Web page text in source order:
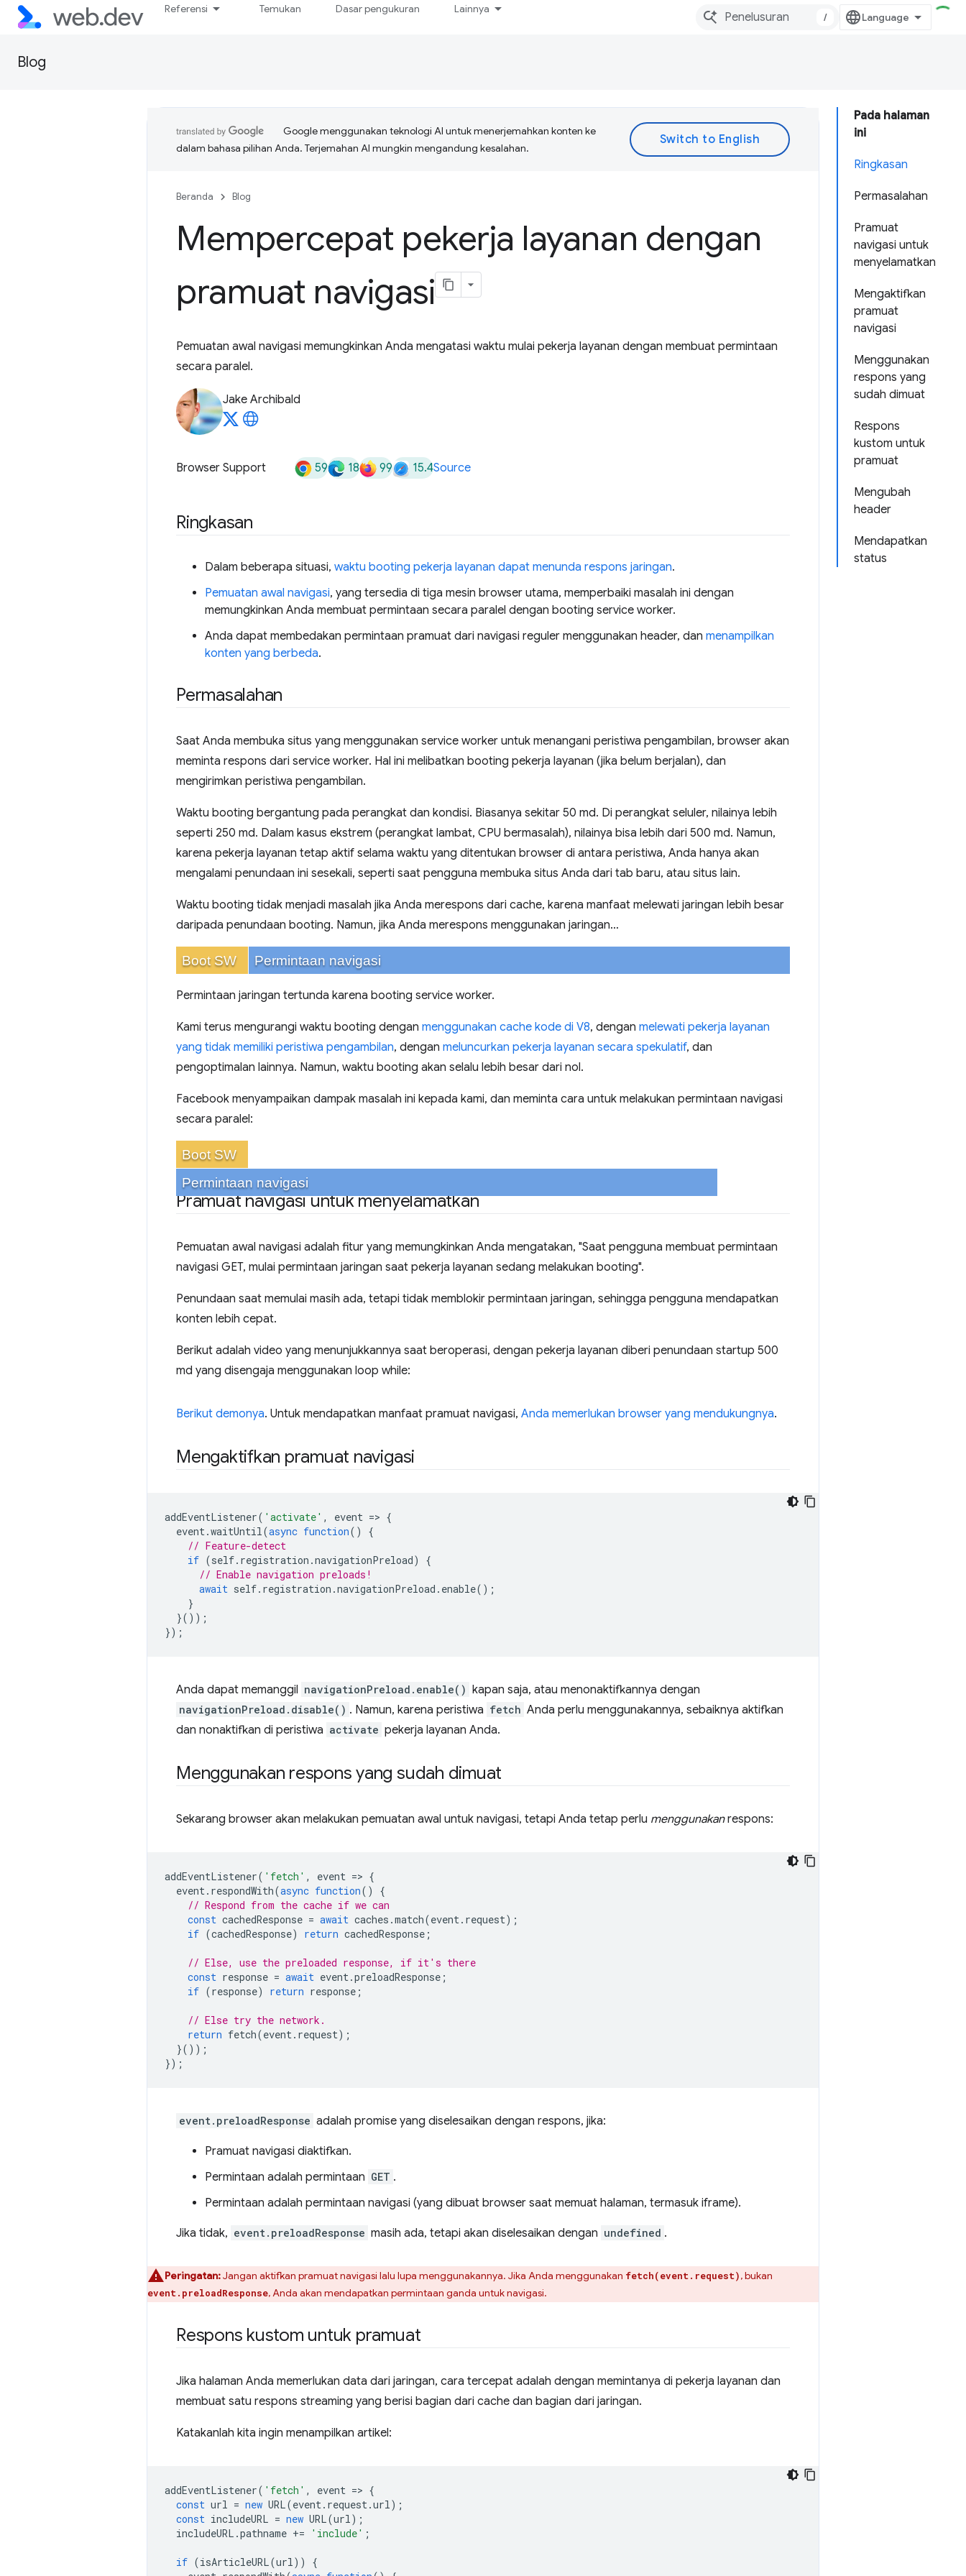
Referensi Temukan Dasar pengukuran Lainnya
/
Blog
Pada halaman
ini
Ringkasan
Permasalahan
Pramuat
navigasi untuk
menyelamatkan
Mengaktifkan
pramuat
navigasi
Menggunakan
respons yang
sudah dimuat
Respons
kustom untuk
pramuat
Mengubah
header
Mendapatkan
status
Google menggunakan teknologi AI untuk menerjemahkan konten ke
dalam bahasa pilihan Anda. Terjemahan AI mungkin mengandung kesalahan.
Beranda Blog
Mempercepat pekerja layanan dengan
pramuat navigasi
Pemuatan awal navigasi memungkinkan Anda mengatasi waktu mulai pekerja layanan dengan membuat permintaan
secara paralel.
Jake Archibald
Browser Support 59 18 99 15.4Source
Ringkasan
Dalam beberapa situasi, waktu booting pekerja layanan dapat menunda respons jaringan.
Pemuatan awal navigasi, yang tersedia di tiga mesin browser utama, memperbaiki masalah ini dengan
memungkinkan Anda membuat permintaan secara paralel dengan booting service worker.
Anda dapat membedakan permintaan pramuat dari navigasi reguler menggunakan header, dan menampilkan
konten yang berbeda.
Permasalahan
Saat Anda membuka situs yang menggunakan service worker untuk menangani peristiwa pengambilan, browser akan
meminta respons dari service worker. Hal ini melibatkan booting pekerja layanan (jika belum berjalan), dan
mengirimkan peristiwa pengambilan.
Waktu booting bergantung pada perangkat dan kondisi. Biasanya sekitar 50 md. Di perangkat seluler, nilainya lebih
seperti 250 md. Dalam kasus ekstrem (perangkat lambat, CPU bermasalah), nilainya bisa lebih dari 500 md. Namun,
karena pekerja layanan tetap aktif selama waktu yang ditentukan browser di antara peristiwa, Anda hanya akan
mengalami penundaan ini sesekali, seperti saat pengguna membuka situs Anda dari tab baru, atau situs lain.
Waktu booting tidak menjadi masalah jika Anda merespons dari cache, karena manfaat melewati jaringan lebih besar
daripada penundaan booting. Namun, jika Anda merespons menggunakan jaringan…
Boot SW Permintaan navigasi
Permintaan jaringan tertunda karena booting service worker.
Kami terus mengurangi waktu booting dengan menggunakan cache kode di V8, dengan melewati pekerja layanan
yang tidak memiliki peristiwa pengambilan, dengan meluncurkan pekerja layanan secara spekulatif, dan
pengoptimalan lainnya. Namun, waktu booting akan selalu lebih besar dari nol.
Facebook menyampaikan dampak masalah ini kepada kami, dan meminta cara untuk melakukan permintaan navigasi
secara paralel:
Boot SW
Permintaan navigasi
Pramuat navigasi untuk menyelamatkan
Pemuatan awal navigasi adalah fitur yang memungkinkan Anda mengatakan, "Saat pengguna membuat permintaan
navigasi GET, mulai permintaan jaringan saat pekerja layanan sedang melakukan booting".
Penundaan saat memulai masih ada, tetapi tidak memblokir permintaan jaringan, sehingga pengguna mendapatkan
konten lebih cepat.
Berikut adalah video yang menunjukkannya saat beroperasi, dengan pekerja layanan diberi penundaan startup 500
md yang disengaja menggunakan loop while:
Berikut demonya. Untuk mendapatkan manfaat pramuat navigasi, Anda memerlukan browser yang mendukungnya.
Mengaktifkan pramuat navigasi
addEventListener( 'activate' , event => {
event.waitUntil(async function()
{
// Feature-detect
if (self. registration .navigationPreload)
{
// Enable navigation preloads!
await self. registration .navigationPreload . enable();
}
}());
});
Anda dapat memanggil navigationPreload.enable() kapan saja, atau menonaktifkannya dengan
navigationPreload.disable() . Namun, karena peristiwa fetch Anda perlu menggunakannya, sebaiknya aktifkan
dan nonaktifkan di peristiwa activate pekerja layanan Anda.
Menggunakan respons yang sudah dimuat
Sekarang browser akan melakukan pemuatan awal untuk navigasi, tetapi Anda tetap perlu menggunakanrespons:
addEventListener( 'fetch' , event => {
event. respondWith(async function()
{
// Respond from the cache if we can
const cachedResponse = await caches .match(event. request);
if (cachedResponse) return cachedResponse ;
// Else, use the preloaded response, if it's there
const response = await event.preloadResponse ;
if (response) return response ;
// Else try the network.
return fetch(event. request);
}());
});
event.preloadResponse adalah promise yang diselesaikan dengan respons, jika:
Pramuat navigasi diaktifkan.
Permintaan adalah permintaan GET .
Permintaan adalah permintaan navigasi (yang dibuat browser saat memuat halaman, termasuk iframe).
Jika tidak, event.preloadResponse masih ada, tetapi akan diselesaikan dengan undefined .
Peringatan:Jangan aktifkan pramuat navigasi lalu lupa menggunakannya. Jika Anda menggunakan fetch(event.request), bukan
event.preloadResponse, Anda akan mendapatkan permintaan ganda untuk navigasi.
Respons kustom untuk pramuat
Jika halaman Anda memerlukan data dari jaringan, cara tercepat adalah dengan memintanya di pekerja layanan dan
membuat satu respons streaming yang berisi bagian dari cache dan bagian dari jaringan.
Katakanlah kita ingin menampilkan artikel:
addEventListener( 'fetch' , event => {
const url = new URL(event. request.url);
const includeURL = new URL(url);
includeURL .pathname += 'include' ;
if (isArticleURL(url))
{